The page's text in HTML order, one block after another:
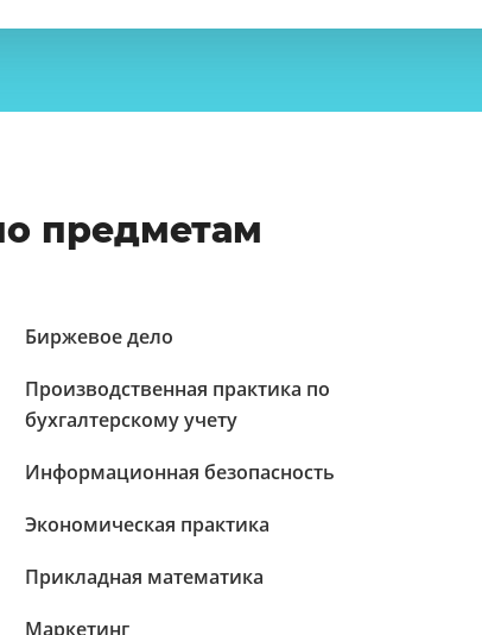
предметам
Биржевое дело
Производственная практика по
бухгалтерскому учету
Информационная безопасность
Экономическая практика
Прикладная математика
Маркетинг